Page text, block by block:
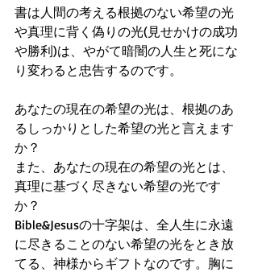
書は人間の考える根拠のない希望の光
や真理に背く偽りの光(見せかけの成功
や勝利)は、やがて暗闇の人生と死にな
り変わると忠告するのです。
あなたの現在の希望の光は、根拠のあ
るしっかりとした希望の光と言えます
か？
また、あなたの現在の希望の光とは、
真理に基づく尽きない希望の光です
か？
Bible&Jesusの十字架は、全人生に永遠
に尽きることのない希望の光をとき放
てる、神様からギフトなのです。胸に